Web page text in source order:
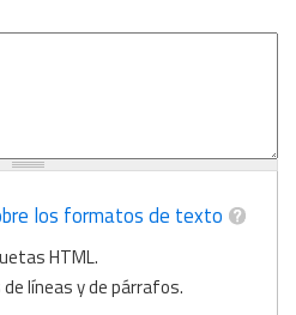
los formatos de texto
HTML.
líneas y de párrafos.